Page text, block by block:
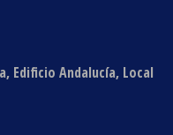
Edificio Andalucía, Local